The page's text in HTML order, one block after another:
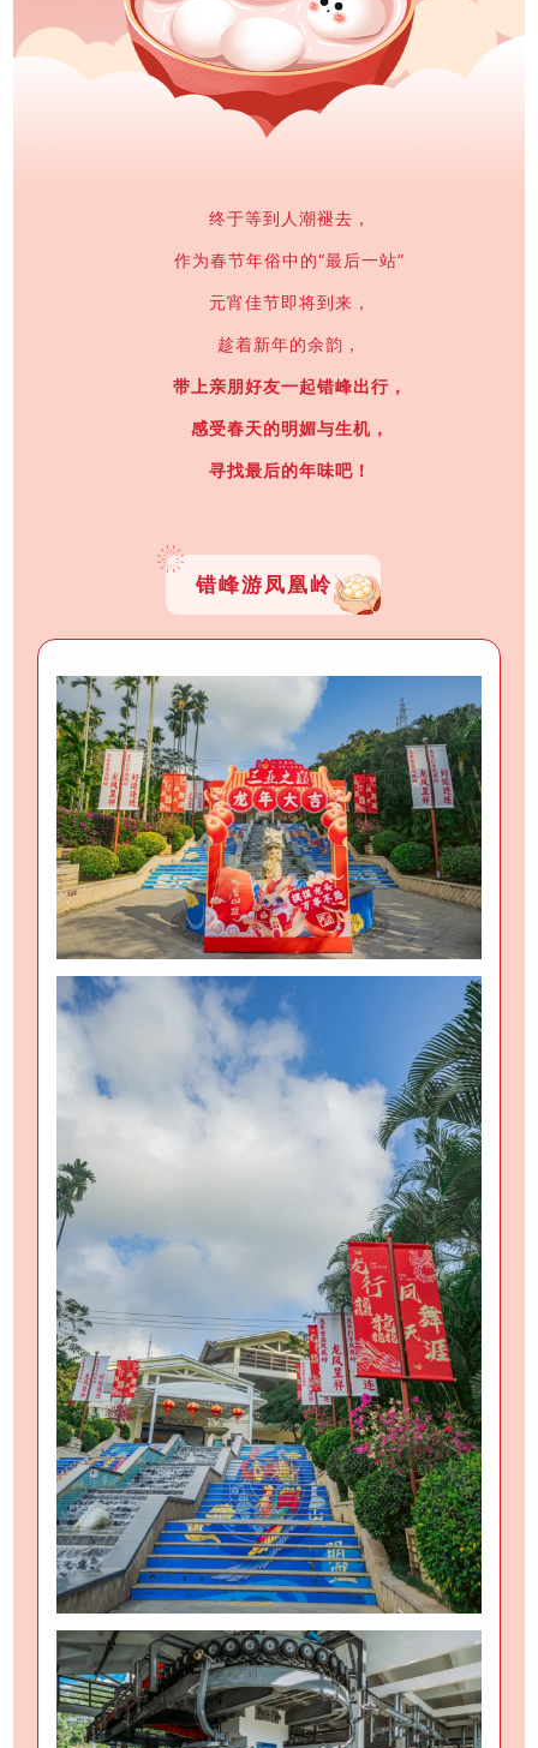
终于等到人潮褪去，
作为春节年俗中的“最后一站”
元宵佳节即将到来，
趁着新年的余韵，
带上亲朋好友一起错峰出行，
感受春天的明媚与生机，
寻找最后的年味吧！
错峰游凤凰岭